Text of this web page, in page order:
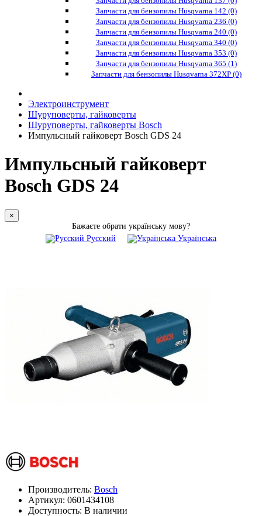
Запчасти для бензопилы Husqvarna 142 (0)
Запчасти для бензопилы Husqvarna 236 (0)
Запчасти для бензопилы Husqvarna 240 (0)
Запчасти для бензопилы Husqvarna 340 (0)
Запчасти для бензопилы Husqvarna 353 (0)
Запчасти для бензопилы Husqvarna 365 (1)
Запчасти для бензопилы Husqvarna 372XP (0)
Электроинструмент
Шуруповерты, гайковерты
Шуруповерты, гайковерты Bosch
Импульсный гайковерт Bosch GDS 24
Импульсный гайковерт
Bosch GDS 24
×
Бажаєте обрати українську мову?
Русский
Українська
Производитель: Bosch
Артикул: 0601434108
Доступность: В наличии